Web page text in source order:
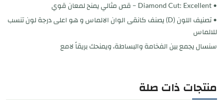
• Diamond Cut: Excellent – قص مثالي يمنح لمعان قوي
• تصنيف اللون (D) يصنف كانقى الوان الالماس و هو اعلى درجة لون تنسب
للالماس
سنسال يجمع بين الفخامة والبساطة، ويمنحك بريقاً لامع
منتجات ذات صلة